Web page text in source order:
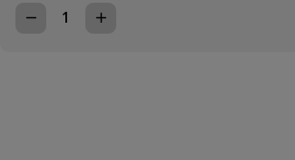
PÕLV